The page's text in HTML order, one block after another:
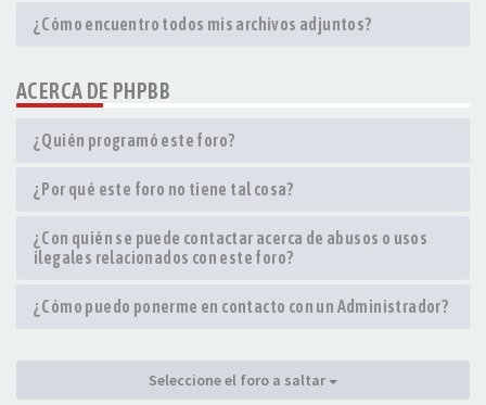
¿Cómo encuentro todos mis archivos adjuntos?
ACERCA DE PHPBB
¿Quién programó este foro?
¿Por qué este foro no tiene tal cosa?
¿Con quién se puede contactar acerca de abusos o usos
ilegales relacionados con este foro?
¿Cómo puedo ponerme en contacto con un Administrador?
Seleccione el foro a saltar